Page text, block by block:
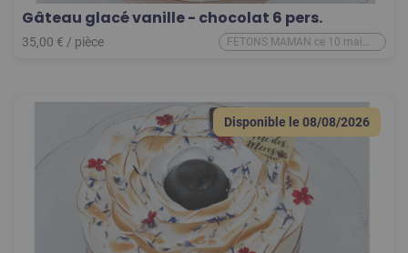
Gâteau glacé vanille - chocolat 6 pers.
35,00 € / pièce
FETONS MAMAN ce 10 mai
2026
Disponible le 08/08/2026